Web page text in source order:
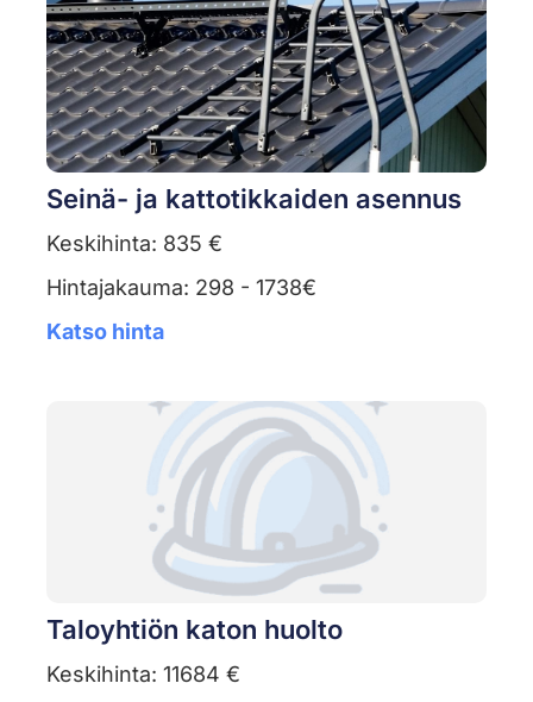
Seinä- ja kattotikkaiden asennus
Keskihinta: 835 €
Hintajakauma: 298 - 1738€
Katso hinta
Taloyhtiön katon huolto
Keskihinta: 11684 €